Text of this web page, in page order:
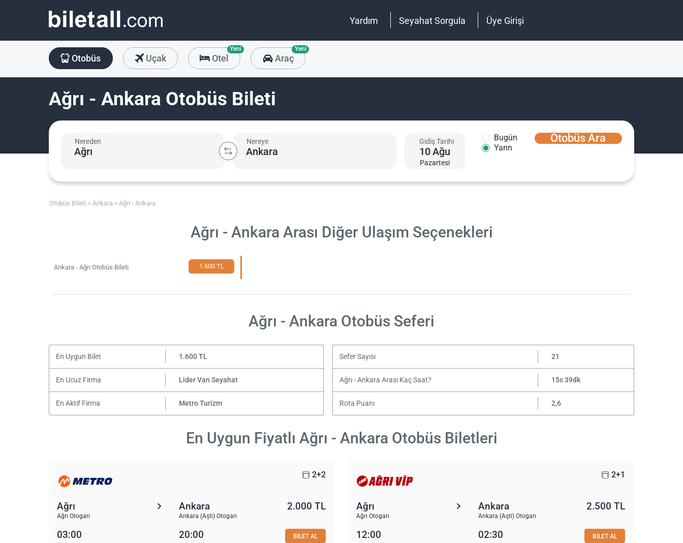
Yardım Seyahat Sorgula Üye Girişi
Otobüs Uçak Otel
Yeni
Araç
Yeni
Ağrı - Ankara Otobüs Bileti
Nereden Nereye Gidiş Tarihi
10Ağu
Pazartesi
Bugün
Yarın
Otobüs Ara
Otobüs Bileti Ankara Ağrı - Ankara
Ağrı - Ankara Arası Diğer Ulaşım Seçenekleri
Ankara - Ağrı Otobüs Bileti 1.600 TL
Ağrı - Ankara Otobüs Seferi
En Uygun Bilet 1.600 TL Sefer Sayısı 21
En Ucuz Firma Lider Van Seyahat Ağrı - Ankara Arası Kaç Saat? 15s 39dk
En Aktif Firma Metro Turizm Rota Puanı 2,6
En Uygun Fiyatlı Ağrı - Ankara Otobüs Biletleri
2+2
Ağrı
Ağrı Otogarı
Ankara
Ankara (Aşti) Otogarı
2.000 TL
03:00 20:00 BİLET AL
2+1
Ağrı
Ağrı Otogarı
Ankara
Ankara (Aşti) Otogarı
2.500 TL
12:00 02:30 BİLET AL